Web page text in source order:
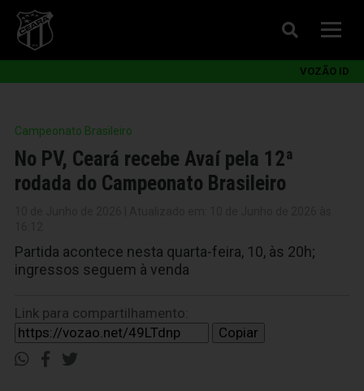
VOZÃO ID
Campeonato Brasileiro
No PV, Ceará recebe Avaí pela 12ª
rodada do Campeonato Brasileiro
Partida acontece nesta quarta-feira, 10, às 20h;
ingressos seguem à venda
Link para compartilhamento:
Copiar